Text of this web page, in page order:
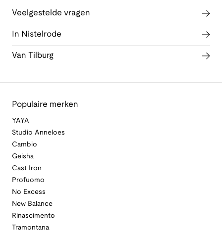
Veelgestelde vragen
In Nistelrode
Van Tilburg
Populaire merken
YAYA
Studio Anneloes
Cambio
Geisha
Cast Iron
Profuomo
No Excess
New Balance
Rinascimento
Tramontana